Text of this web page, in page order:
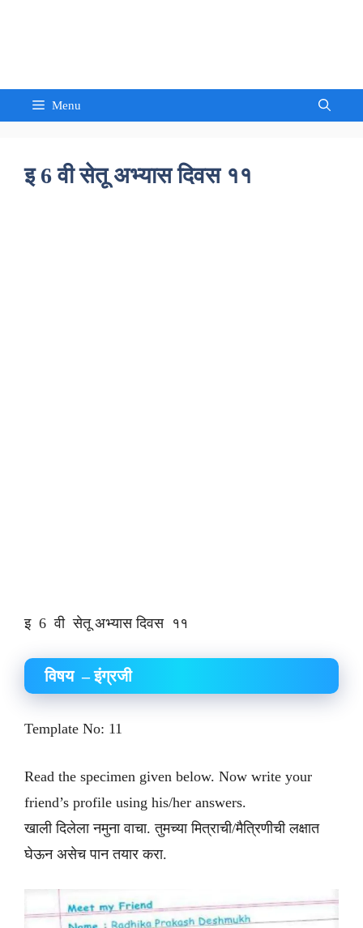
Menu
इ 6 वी सेतू अभ्यास दिवस ११
इ 6 वी सेतू अभ्यास दिवस ११
विषय – इंग्रजी
Template No: 11
Read the specimen given below. Now write your
friend’s profile using his/her answers.
खाली दिलेला नमुना वाचा. तुमच्या मित्राची/मैत्रिणीची लक्षात
घेऊन असेच पान तयार करा.